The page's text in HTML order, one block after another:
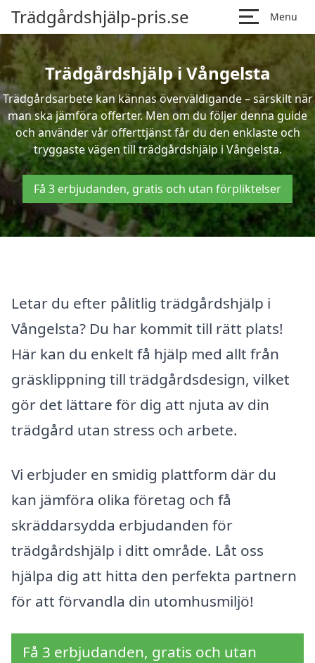
Trädgårdshjälp-pris.se Menu
Trädgårdshjälp i Vångelsta
Trädgårdsarbete kan kännas överväldigande – särskilt när
man ska jämföra offerter. Men om du följer denna guide
och använder vår offerttjänst får du den enklaste och
tryggaste vägen till trädgårdshjälp i Vångelsta.
Få 3 erbjudanden, gratis och utan förpliktelser
Letar du efter pålitlig trädgårdshjälp i
Vångelsta? Du har kommit till rätt plats!
Här kan du enkelt få hjälp med allt från
gräsklippning till trädgårdsdesign, vilket
gör det lättare för dig att njuta av din
trädgård utan stress och arbete.
Vi erbjuder en smidig plattform där du
kan jämföra olika företag och få
skräddarsydda erbjudanden för
trädgårdshjälp i ditt område. Låt oss
hjälpa dig att hitta den perfekta partnern
för att förvandla din utomhusmiljö!
Få 3 erbjudanden, gratis och utan